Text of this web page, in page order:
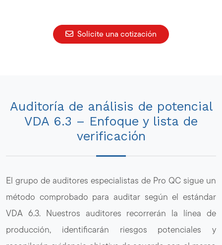
Solicite una cotización
Auditoría de análisis de potencial
VDA 6.3 – Enfoque y lista de
verificación
El grupo de auditores especialistas de Pro QC sigue un
método comprobado para auditar según el estándar
VDA 6.3. Nuestros auditores recorrerán la línea de
producción, identificarán riesgos potenciales y